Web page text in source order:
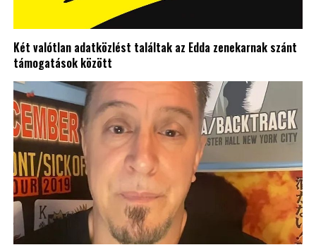
Két valótlan adatközlést találtak az Edda zenekarnak szánt
támogatások között